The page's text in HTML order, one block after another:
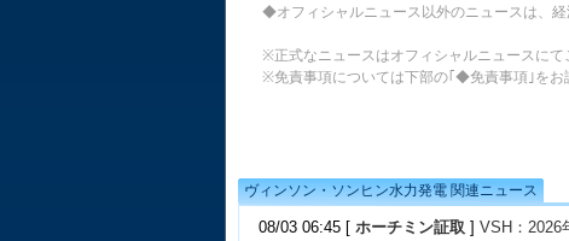
◆オフィシャルニュース以外のニュースは、経
※正式なニュースはオフィシャルニュースにて
※免責事項については下部の｢◆免責事項｣をお
ヴィンソン・ソンヒン水力発電 関連ニュース
08/03 06:45 [ ホーチミン証取 ] VSH：2026